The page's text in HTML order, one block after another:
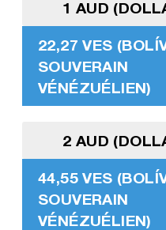
1 AUD
22,27 VES
SOUVERAIN
VÉNÉZUÉLIEN)
2 AUD
44,55 VES
SOUVERAIN
VÉNÉZUÉLIEN)